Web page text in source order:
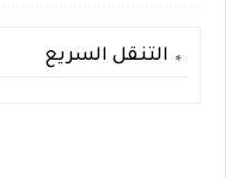
التنقل السريع